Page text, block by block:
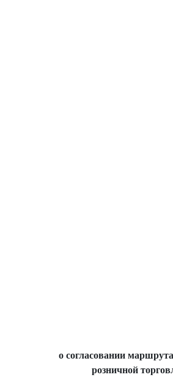
о согласовании
розничной